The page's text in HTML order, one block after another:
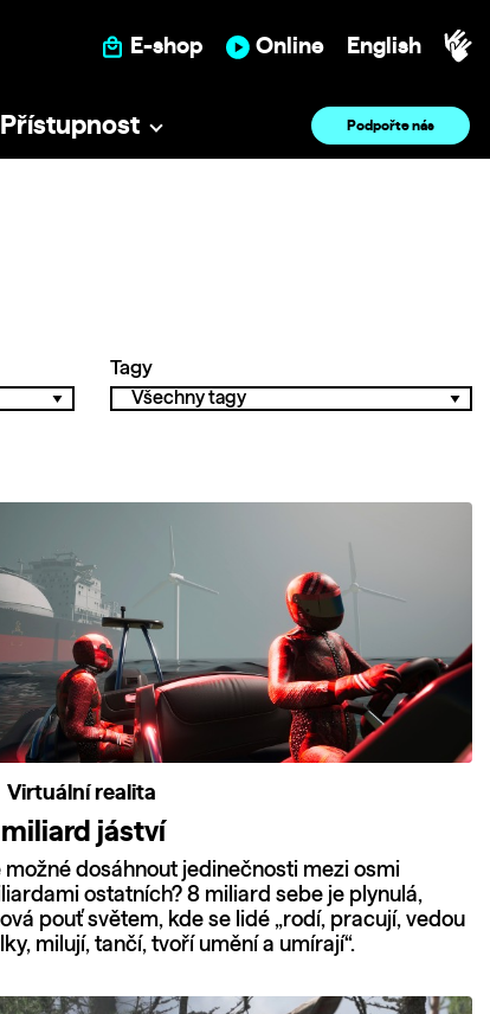
E-shop Online English
Přístupnost Podpořte nás
Tagy
Virtuální realita
jáství
možné dosáhnout jedinečnosti mezi osmi
ostatních? 8 miliard sebe je plynulá,
pouť světem, kde se lidé „rodí, pracují, vedou
milují, tančí, tvoří umění a umírají“.